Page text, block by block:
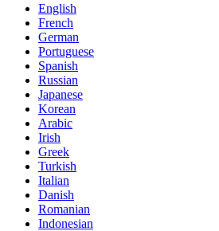
English
French
German
Portuguese
Spanish
Russian
Japanese
Korean
Arabic
Irish
Greek
Turkish
Italian
Danish
Romanian
Indonesian